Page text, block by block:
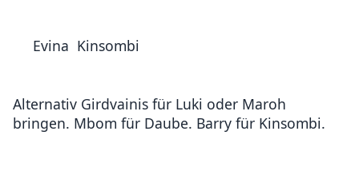
Evina Kinsombi
Alternativ Girdvainis für Luki oder Maroh
bringen. Mbom für Daube. Barry für Kinsombi.